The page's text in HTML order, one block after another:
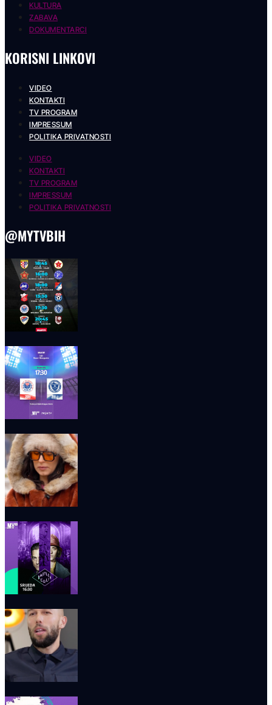
KULTURA
ZABAVA
DOKUMENTARCI
KORISNI LINKOVI
VIDEO
KONTAKTI
TV PROGRAM
IMPRESSUM
POLITIKA PRIVATNOSTI
VIDEO
KONTAKTI
TV PROGRAM
IMPRESSUM
POLITIKA PRIVATNOSTI
@MYTVBIH